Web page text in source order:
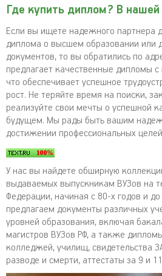
Где купить диплом? В
Если вы ищете надежного партнера
диплома о высшем образовании или
документов, то вы обратились по
предлагает качественные дипломы с
что обеспечивает успешное
рост. Не теряйте время на поиски,
реализуйте свои мечты о успешной
будущем. Мы рады быть вашим
достижении профессиональных
У нас вы найдете обширную
выдаваемых выпускникам ВУЗов на
Федерации, начиная с 80-х годов и
предлагаем документы различных
уровней образования, включая
магистров ВУЗов РФ, а также
колледжей, училищ, свидетельства
разводе и смерти, аттестаты за 9 и